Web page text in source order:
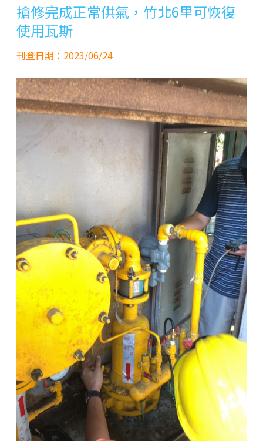
搶修完成正常供氣，竹北6里可恢復
使用瓦斯
刊登日期：2023/06/24